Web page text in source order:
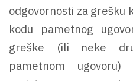
odgovornosti za grešku
kodu pametnog
greške (ili neke
pametnom